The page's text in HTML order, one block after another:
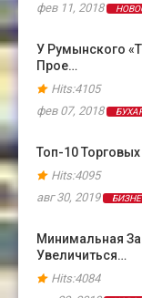
фев 11, 2018
У Румынского
Прое…
Hits:4105
фев 07, 2018
Топ-10
Hits:4095
авг 30, 2019
Минимальная
Увеличиться…
Hits:4084